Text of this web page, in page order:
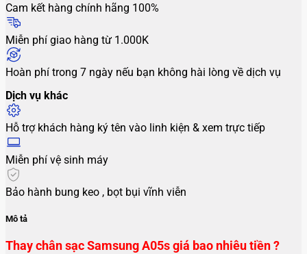
Cam kết hàng chính hãng 100%
Miễn phí giao hàng từ 1.000K
Hoàn phí trong 7 ngày nếu bạn không hài lòng về dịch vụ
Dịch vụ khác
Hỗ trợ khách hàng ký tên vào linh kiện & xem trực tiếp
Miễn phí vệ sinh máy
Bảo hành bung keo , bọt bụi vĩnh viễn
Mô tả
Thay chân sạc Samsung A05s giá bao nhiêu tiền ?